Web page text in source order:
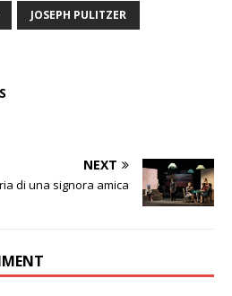
JOSEPH PULITZER
NEXT
di una signora amica